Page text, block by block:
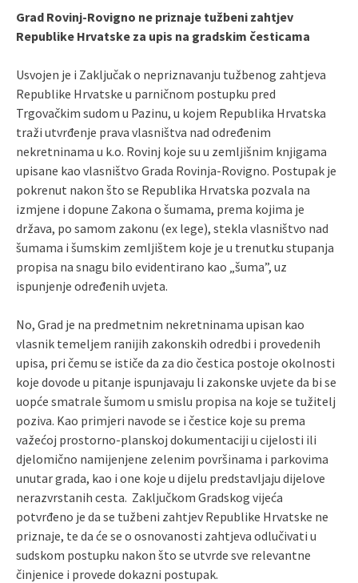
Grad Rovinj-Rovigno ne priznaje tužbeni zahtjev
Republike Hrvatske za upis na gradskim česticama
Usvojen je i Zaključak o nepriznavanju tužbenog zahtjeva
Republike Hrvatske u parničnom postupku pred
Trgovačkim sudom u Pazinu, u kojem Republika Hrvatska
traži utvrđenje prava vlasništva nad određenim
nekretninama u k.o. Rovinj koje su u zemljišnim knjigama
upisane kao vlasništvo Grada Rovinja-Rovigno. Postupak je
pokrenut nakon što se Republika Hrvatska pozvala na
izmjene i dopune Zakona o šumama, prema kojima je
država, po samom zakonu (ex lege), stekla vlasništvo nad
šumama i šumskim zemljištem koje je u trenutku stupanja
propisa na snagu bilo evidentirano kao „šuma”, uz
ispunjenje određenih uvjeta.
No, Grad je na predmetnim nekretninama upisan kao
vlasnik temeljem ranijih zakonskih odredbi i provedenih
upisa, pri čemu se ističe da za dio čestica postoje okolnosti
koje dovode u pitanje ispunjavaju li zakonske uvjete da bi se
uopće smatrale šumom u smislu propisa na koje se tužitelj
poziva. Kao primjeri navode se i čestice koje su prema
važećoj prostorno-planskoj dokumentaciji u cijelosti ili
djelomično namijenjene zelenim površinama i parkovima
unutar grada, kao i one koje u dijelu predstavljaju dijelove
nerazvrstanih cesta. Zaključkom Gradskog vijeća
potvrđeno je da se tužbeni zahtjev Republike Hrvatske ne
priznaje, te da će se o osnovanosti zahtjeva odlučivati u
sudskom postupku nakon što se utvrde sve relevantne
činjenice i provede dokazni postupak.